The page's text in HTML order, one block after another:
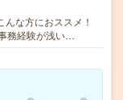
な方におススメ！
務経験が浅い…